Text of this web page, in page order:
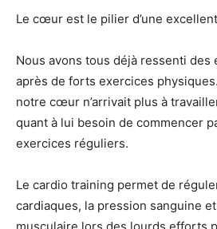
Le cœur est le pilier d’une
Nous avons tous déjà ressenti des
après de forts exercices
notre cœur n’arrivait plus à
quant à lui besoin de commencer
exercices réguliers.
Le cardio training permet de
cardiaques, la pression sanguine